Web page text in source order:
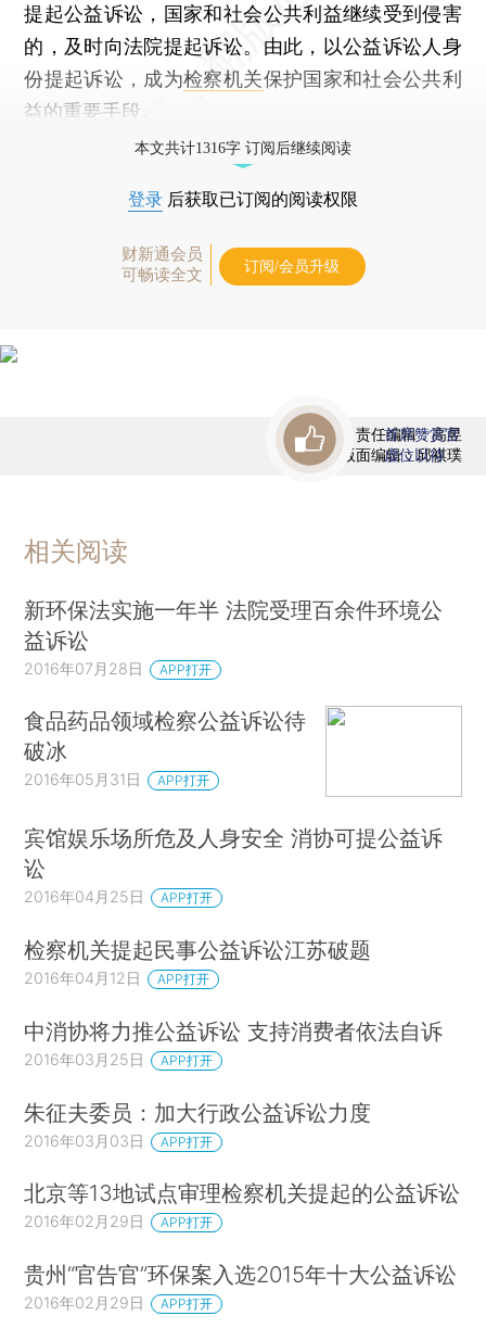
提起公益诉讼，国家和社会公共利益继续受到侵害
的，及时向法院提起诉讼。由此，以公益诉讼人身
份提起诉讼，成为检察机关保护国家和社会公共利
益的重要手段。
本文共计1316字 订阅后继续阅读
登录 后获取已订阅的阅读权限
财新通会员
可畅读全文
订阅/会员升级
责任编辑：高昱
版面编辑：邱祺璞
首席赞赏官
虚位以待
相关阅读
新环保法实施一年半 法院受理百余件环境公
益诉讼
2016年07月28日 APP打开
食品药品领域检察公益诉讼待
破冰
2016年05月31日 APP打开
宾馆娱乐场所危及人身安全 消协可提公益诉
讼
2016年04月25日 APP打开
检察机关提起民事公益诉讼江苏破题
2016年04月12日 APP打开
中消协将力推公益诉讼 支持消费者依法自诉
2016年03月25日 APP打开
朱征夫委员：加大行政公益诉讼力度
2016年03月03日 APP打开
北京等13地试点审理检察机关提起的公益诉讼
2016年02月29日 APP打开
贵州“官告官”环保案入选2015年十大公益诉讼
2016年02月29日 APP打开